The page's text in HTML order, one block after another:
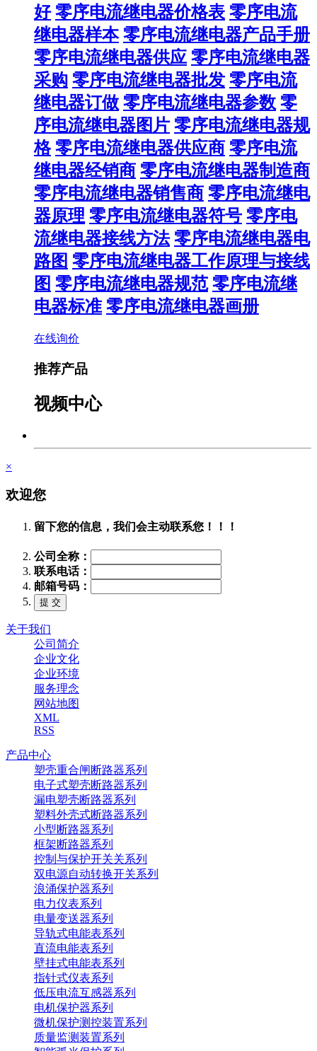
好 零序电流继电器价格表 零序电流
继电器样本 零序电流继电器产品手册
零序电流继电器供应 零序电流继电器
采购 零序电流继电器批发 零序电流
继电器订做 零序电流继电器参数 零
序电流继电器图片 零序电流继电器规
格 零序电流继电器供应商 零序电流
继电器经销商 零序电流继电器制造商
零序电流继电器销售商 零序电流继电
器原理 零序电流继电器符号 零序电
流继电器接线方法 零序电流继电器电
路图 零序电流继电器工作原理与接线
图 零序电流继电器规范 零序电流继
电器标准 零序电流继电器画册
在线询价
推荐产品
视频中心
×
欢迎您
留下您的信息，我们会主动联系您！！！
公司全称：
联系电话：
邮箱号码：
关于我们
公司简介
企业文化
企业环境
服务理念
网站地图
XML
RSS
产品中心
塑壳重合闸断路器系列
电子式塑壳断路器系列
漏电塑壳断路器系列
塑料外壳式断路器系列
小型断路器系列
框架断路器系列
控制与保护开关关系列
双电源自动转换开关系列
浪涌保护器系列
电力仪表系列
电量变送器系列
导轨式电能表系列
直流电能表系列
壁挂式电能表系列
指针式仪表系列
低压电流互感器系列
电机保护器系列
微机保护测控装置系列
质量监测装置系列